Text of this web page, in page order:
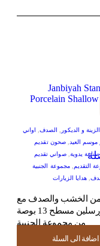
اضافة الى السلة
الزينة و الديكور , الصدف,
اواني
العيد,صحون تقديم
صناعة يدوية,صواني تقديم
التقديم,مجموعة الجنبية
, هدايا الزيارات
من الخشب والصدف مع
وعاء بورسلين مسطح 13 بوصة
من مجموعة الجنبية